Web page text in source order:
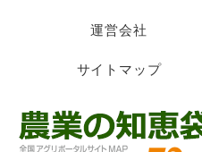
運営会社
サイトマップ